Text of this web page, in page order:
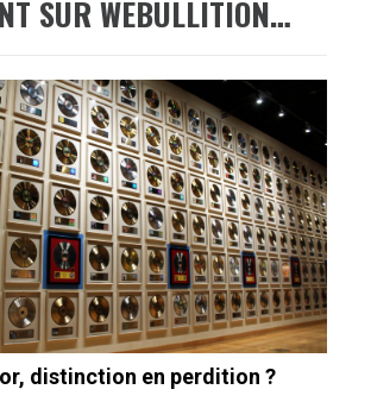
SUR WEBULLITION…
distinction en perdition ?